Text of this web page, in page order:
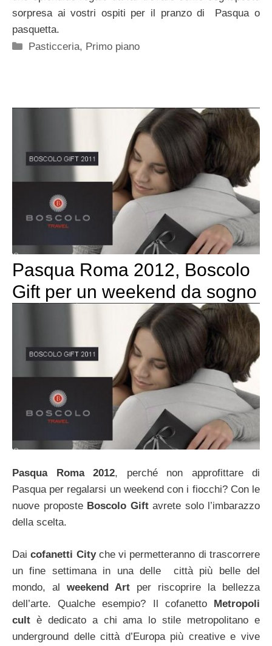
sorpresa ai vostri ospiti per il pranzo di Pasqua o
pasquetta.
Categorie
Pasticceria, Primo piano
Pasqua Roma 2012, Boscolo
Gift per un weekend da sogno
Pasqua Roma 2012, perché non approfittare di
Pasqua per regalarsi un weekend con i fiocchi? Con le
nuove proposte Boscolo Giftavrete solo l’imbarazzo
della scelta.
Daicofanetti Cityche vi permetteranno di trascorrere
un fine settimana in una delle città più belle del
mondo, al weekend Art per riscoprire la bellezza
dell’arte. Qualche esempio? Il cofanetto Metropoli
cult è dedicato a chi ama lo stile metropolitano e
underground delle città d’Europa più creative e vive